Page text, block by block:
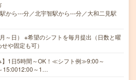
から---分／北宇智駅から---分／大和二見駅
～日） ※希望のシフトを毎月提出（日数と曜
や固定も可）
1日5時間～OK！≪シフト例≫9:00～
15:0012:00～1…